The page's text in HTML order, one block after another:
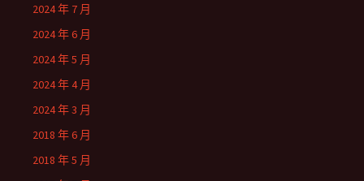
2024 年 7 月
2024 年 6 月
2024 年 5 月
2024 年 4 月
2024 年 3 月
2018 年 6 月
2018 年 5 月